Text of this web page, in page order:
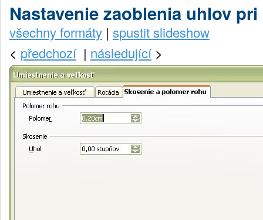
Nastavenie zaoblenia uhlov
všechny formáty | spustit slideshow
< předchozí| následující>